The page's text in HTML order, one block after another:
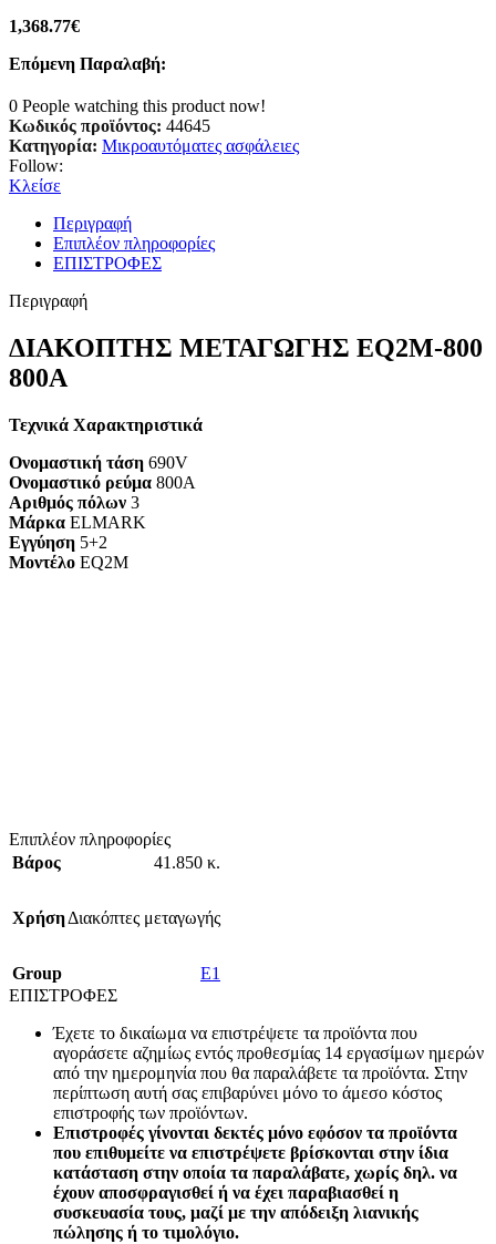
1,368.77€
Επόμενη Παραλαβή:
0 People watching this product now!
Κωδικός προϊόντος: 44645
Κατηγορία: Μικροαυτόματες ασφάλειες
Follow:
Κλείσε
Περιγραφή
Επιπλέον πληροφορίες
ΕΠΙΣΤΡΟΦΕΣ
Περιγραφή
ΔΙΑΚΟΠΤΗΣ ΜΕΤΑΓΩΓΗΣ EQ2M-800
800A
Τεχνικά Χαρακτηριστικά
Ονομαστική τάση 690V
Ονομαστικό ρεύμα 800A
Αριθμός πόλων 3
Μάρκα ELMARK
Εγγύηση 5+2
Mοντέλο EQ2M
Επιπλέον πληροφορίες
Βάρος
41.850 κ.
ΧρήσηΔιακόπτες μεταγωγής
Group
E1
ΕΠΙΣΤΡΟΦΕΣ
Έχετε το δικαίωμα να επιστρέψετε τα προϊόντα που
αγοράσετε αζημίως εντός προθεσμίας 14 εργασίμων ημερών
από την ημερομηνία που θα παραλάβετε τα προϊόντα. Στην
περίπτωση αυτή σας επιβαρύνει μόνο το άμεσο κόστος
επιστροφής των προϊόντων.
Επιστροφές γίνονται δεκτές μόνο εφόσον τα προϊόντα
που επιθυμείτε να επιστρέψετε βρίσκονται στην ίδια
κατάσταση στην οποία τα παραλάβατε, χωρίς δηλ. να
έχουν αποσφραγισθεί ή να έχει παραβιασθεί η
συσκευασία τους, μαζί με την απόδειξη λιανικής
πώλησης ή το τιμολόγιο.